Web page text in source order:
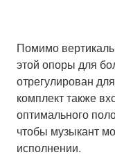
Помимо
этой опоры для
отрегулирован
комплект также
оптимального
чтобы музыкант
исполнении.